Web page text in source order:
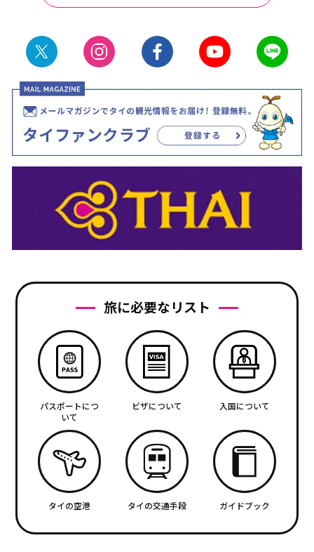
旅に必要なリスト
パスポートにつ
いて
ビザについて 入国について
タイの空港 タイの交通手段 ガイドブック